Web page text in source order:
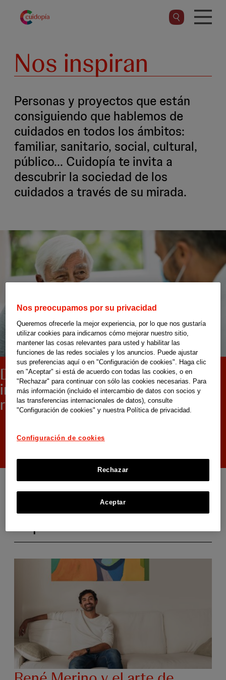
contenido
Nos inspiran
Personas y proyectos que están
consiguiendo que hablemos de
cuidados en todos los ámbitos:
familiar, sanitario, social, cultural,
público... Cuidopía te invita a
descubrir la sociedad de los
cuidados a través de su mirada.
Día del Cuidador: un trabajo
imprescindible que merece
reconocimiento
Dependientes
Nos preocupamos por su privacidad
Queremos ofrecerle la mejor experiencia, por lo que nos gustaría
utilizar cookies para indicarnos cómo mejorar nuestro sitio,
mantener las cosas relevantes para usted y habilitar las
funciones de las redes sociales y los anuncios. Puede ajustar
sus preferencias aquí o en "Configuración de cookies". Haga clic
en "Aceptar" si está de acuerdo con todas las cookies, o en
"Rechazar" para continuar con sólo las cookies necesarias. Para
más información (incluido el intercambio de datos con socios y
las transferencias internacionales de datos), consulte
"Configuración de cookies" y nuestra Política de privacidad.
Configuración de cookies
Rechazar
Aceptar